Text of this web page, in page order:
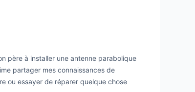
père à installer une antenne parabolique
partager mes connaissances de
ou essayer de réparer quelque chose